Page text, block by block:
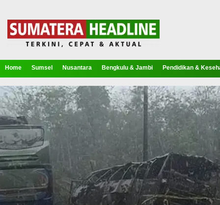
Home Sumsel Nusantara Bengkulu & Jambi Pendidikan &